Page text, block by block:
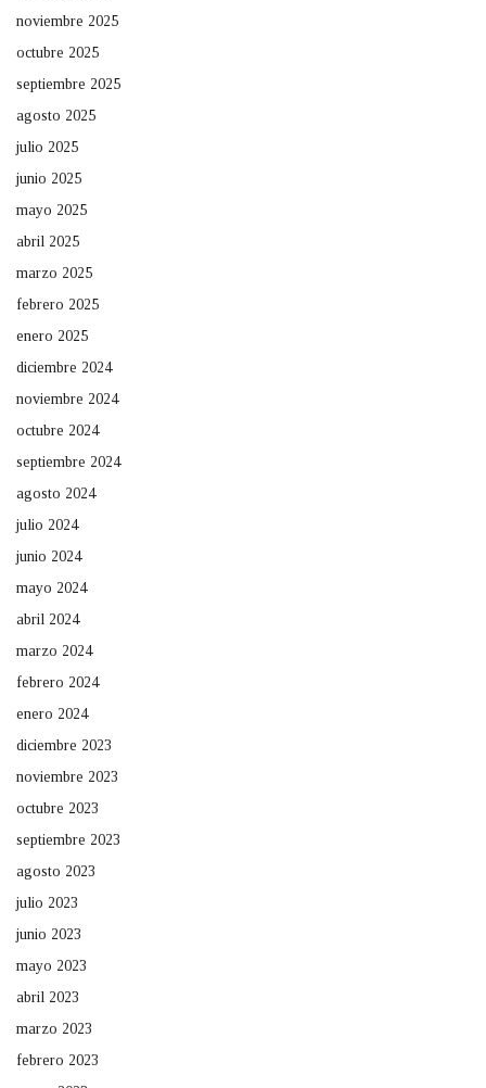
noviembre 2025
octubre 2025
septiembre 2025
agosto 2025
julio 2025
junio 2025
mayo 2025
abril 2025
marzo 2025
febrero 2025
enero 2025
diciembre 2024
noviembre 2024
octubre 2024
septiembre 2024
agosto 2024
julio 2024
junio 2024
mayo 2024
abril 2024
marzo 2024
febrero 2024
enero 2024
diciembre 2023
noviembre 2023
octubre 2023
septiembre 2023
agosto 2023
julio 2023
junio 2023
mayo 2023
abril 2023
marzo 2023
febrero 2023